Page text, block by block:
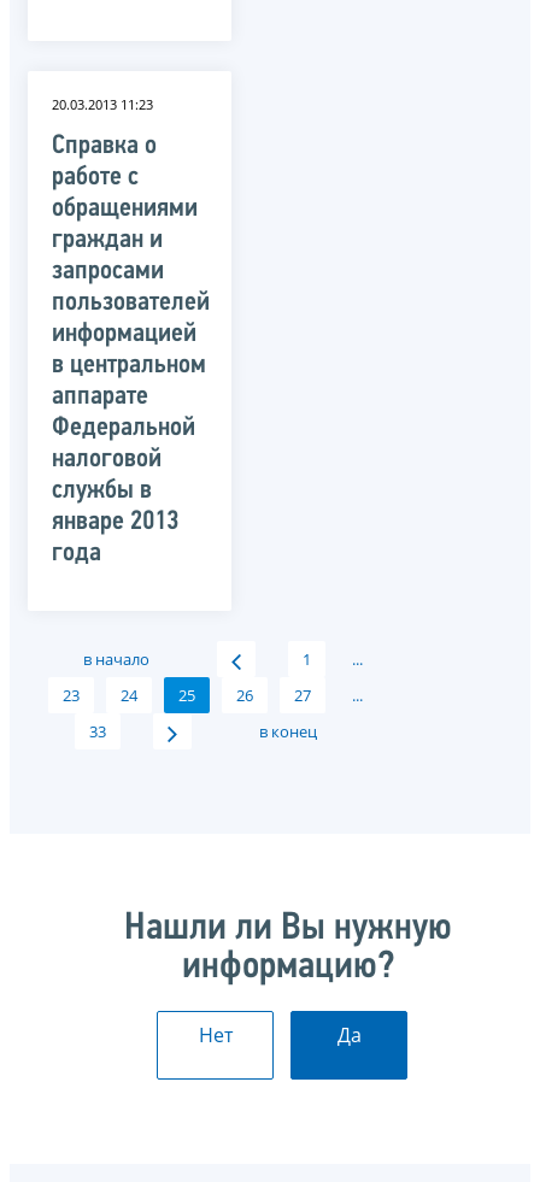
20.03.2013 11:23
Справка о
работе с
обращениями
граждан и
запросами
пользователей
информацией
в центральном
аппарате
Федеральной
налоговой
службы в
январе 2013
года
в начало 1
...
23
24 25 26 27
...
33
в конец
Нашли ли Вы нужную
информацию?
Нет Да